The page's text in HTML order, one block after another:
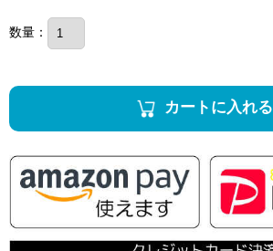
数量：
カートに入れる